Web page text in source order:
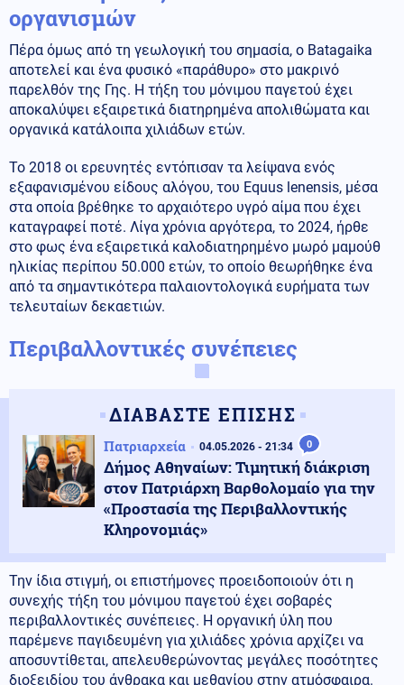
οργανισμών
Πέρα όμως από τη γεωλογική του σημασία, ο Batagaika
αποτελεί και ένα φυσικό «παράθυρο» στο μακρινό
παρελθόν της Γης. Η τήξη του μόνιμου παγετού έχει
αποκαλύψει εξαιρετικά διατηρημένα απολιθώματα και
οργανικά κατάλοιπα χιλιάδων ετών.
Το 2018 οι ερευνητές εντόπισαν τα λείψανα ενός
εξαφανισμένου είδους αλόγου, του Equus lenensis, μέσα
στα οποία βρέθηκε το αρχαιότερο υγρό αίμα που έχει
καταγραφεί ποτέ. Λίγα χρόνια αργότερα, το 2024, ήρθε
στο φως ένα εξαιρετικά καλοδιατηρημένο μωρό μαμούθ
ηλικίας περίπου 50.000 ετών, το οποίο θεωρήθηκε ένα
από τα σημαντικότερα παλαιοντολογικά ευρήματα των
τελευταίων δεκαετιών.
Περιβαλλοντικές συνέπειες
ΔΙΑΒΑΣΤΕ ΕΠΙΣΗΣ
Πατριαρχεία 04.05.2026 - 21:34 0
Δήμος Αθηναίων: Τιμητική διάκριση
στον Πατριάρχη Βαρθολομαίο για την
«Προστασία της Περιβαλλοντικής
Κληρονομιάς»
Την ίδια στιγμή, οι επιστήμονες προειδοποιούν ότι η
συνεχής τήξη του μόνιμου παγετού έχει σοβαρές
περιβαλλοντικές συνέπειες. Η οργανική ύλη που
παρέμενε παγιδευμένη για χιλιάδες χρόνια αρχίζει να
αποσυντίθεται, απελευθερώνοντας μεγάλες ποσότητες
διοξειδίου του άνθρακα και μεθανίου στην ατμόσφαιρα.